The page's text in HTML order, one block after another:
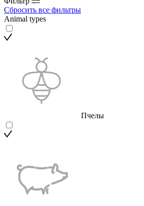
Сбросить все фильтры
Animal types
Пчелы